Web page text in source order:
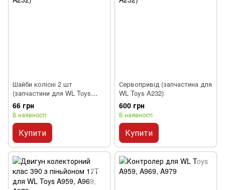
Шайби колісні 2 шт
(запчастини для WL Toys
A232)
66 грн
В наявності
Купити
Сервопривід (запчастина для
WL Toys A232)
600 грн
В наявності
Купити